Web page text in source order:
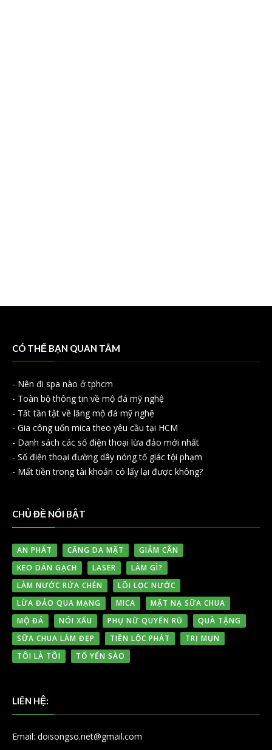
CÓ THỂ BẠN QUAN TÂM
- Nên đi spa nào ở tphcm
- Toàn bộ thông tin về mộ đá mỹ nghệ
- Tất tần tật về lăng mộ đá mỹ nghệ
- Gia công uốn mica theo yêu cầu tại HCM
- Danh sách các số điện thoại lừa đảo mới nhất
- Số điện thoại đường dây nóng tố giác tội phạm
- Mất tiền trong tài khoản có lấy lại được không?
CHỦ ĐỀ NỔI BẬT
AN PHÁT CĂNG DA MẶT
GIẢM CÂN
KEO DÁN GẠCH
LASER
LÀM GÌ?
LÀM NƯỚC RỬA CHÉN
LÕI LỌC NƯỚC
LỪA ĐẢO QUA MẠNG
MICA
MẶT NẠ SỮA CHUA
MỘ ĐÁ
NÓI XẤU PHỤ NỮ QUYẾN RŨ
QUÀ TẶNG
SỮA CHUA LÀM ĐẸP
TIỀN LỘC PHÁT
TRỊ MỤN
TÔI LÀ TÔI
TỔ YẾN SÀO
LIÊN HỆ:
Email: doisongso.net@gmail.com